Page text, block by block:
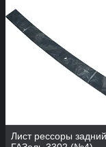
Лист рессоры задний